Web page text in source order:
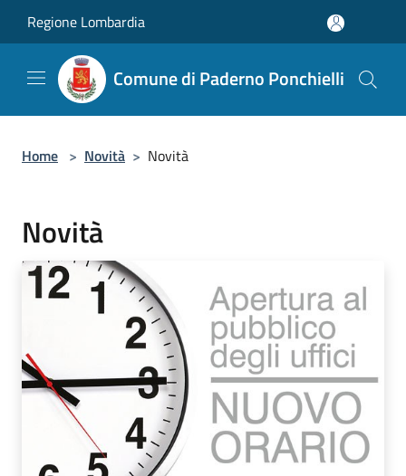
Regione Lombardia
Comune di Paderno Ponchielli
Home > Novità > Novità
Novità